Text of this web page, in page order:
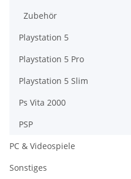
Zubehör
Playstation 5
Playstation 5 Pro
Playstation 5 Slim
Ps Vita 2000
PSP
PC & Videospiele
Sonstiges